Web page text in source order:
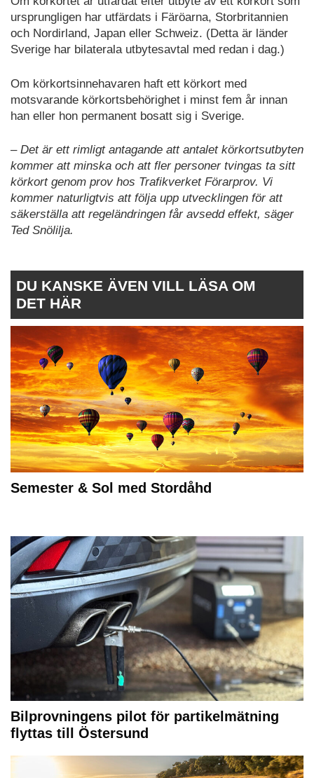
ursprungligen har utfärdats i Färöarna, Storbritannien
och Nordirland, Japan eller Schweiz. (Detta är länder
Sverige har bilaterala utbytesavtal med redan i dag.)
Om körkortsinnehavaren haft ett körkort med
motsvarande körkortsbehörighet i minst fem år innan
han eller hon permanent bosatt sig i Sverige.
– Det är ett rimligt antagande att antalet körkortsutbyten
kommer att minska och att fler personer tvingas ta sitt
körkort genom prov hos Trafikverket Förarprov. Vi
kommer naturligtvis att följa upp utvecklingen för att
säkerställa att regeländringen får avsedd effekt, säger
Ted Snölilja.
DU KANSKE ÄVEN VILL LÄSA OM
DET HÄR
Semester & Sol med Stordåhd
Bilprovningens pilot för partikelmätning
flyttas till Östersund